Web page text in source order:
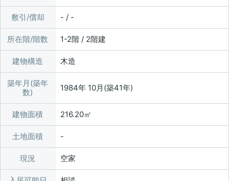
敷引/償却 - / -
所在階/階数 1-2階 / 2階建
建物構造 木造
築年月(築年
数)
1984年 10月(築41年)
建物面積 216.20㎡
土地面積
現況 空家